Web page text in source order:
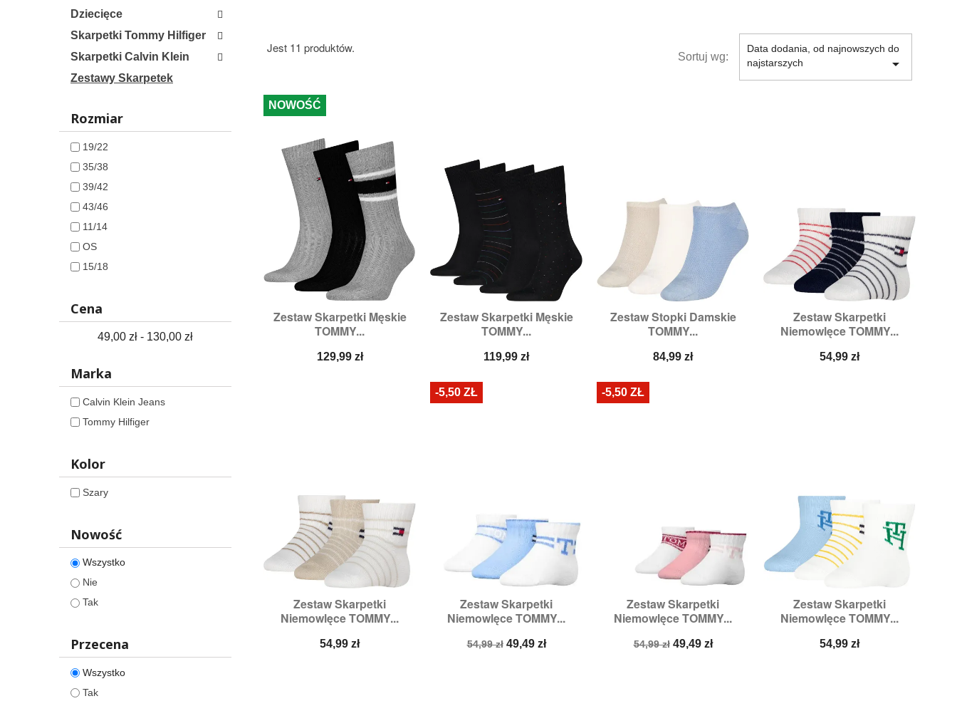
Dziecięce
Skarpetki Tommy Hilfiger
Skarpetki Calvin Klein
Zestawy Skarpetek
Rozmiar
19/22
35/38
39/42
43/46
11/14
OS
15/18
Cena
49,00 zł - 130,00 zł
Marka
Calvin Klein Jeans
Tommy Hilfiger
Kolor
Szary
Nowość
Wszystko
Nie
Tak
Przecena
Wszystko
Tak
Jest 11 produktów.
Sortuj wg:
Data dodania, od najnowszych do
najstarszych

Zestaw Skarpetki Męskie
TOMMY...
Cena
129,99 zł
Szybki podgląd
Rozmiary:43/46
NOWOŚĆ
Zestaw Skarpetki Męskie
TOMMY...
Cena
119,99 zł
Szybki podgląd
Rozmiary:39/42
Zestaw Stopki Damskie
TOMMY...
Cena
84,99 zł
Szybki podgląd
Rozmiary:35/38,
Zestaw Skarpetki
Niemowlęce TOMMY...
Cena
54,99 zł
Szybki podgląd
Rozmiary:15/18,19/22
Zestaw Skarpetki
Niemowlęce TOMMY...
Cena
54,99 zł
Szybki podgląd
Rozmiary:11/14,15/18
Zestaw Skarpetki
Niemowlęce TOMMY...
Cena
54,99 zł Cena
49,49 zł
Szybki podgląd
Rozmiary:15/18,19/22
-5,50 ZŁ
Zestaw Skarpetki
Niemowlęce TOMMY...
Cena
54,99 zł Cena
49,49 zł
Szybki podgląd
Rozmiary:15/18
-5,50 ZŁ
Zestaw Skarpetki
Niemowlęce TOMMY...
Cena
54,99 zł
Szybki podgląd
Rozmiary:15/18,19/22